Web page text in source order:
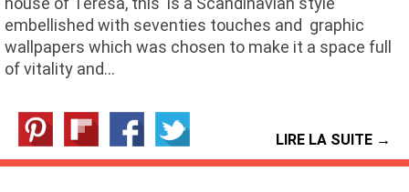
embellished with seventies touches and graphic
wallpapers which was chosen to make it a space full
of vitality and…
LIRE LA SUITE →